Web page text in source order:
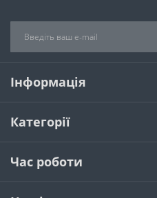
Інформація
Категорії
Час роботи